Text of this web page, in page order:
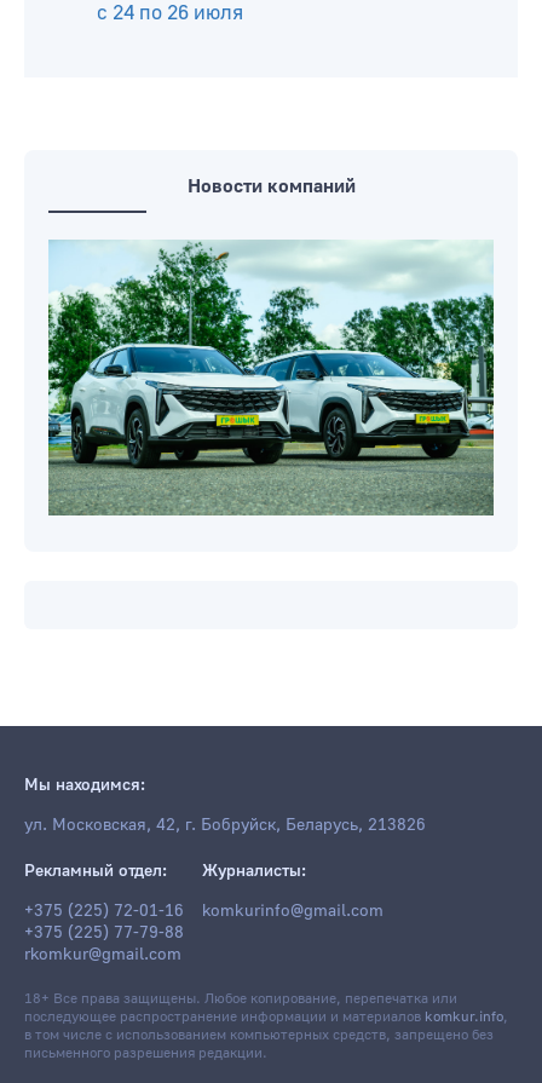
с 24 по 26 июля
Новости компаний
Мы находимся:
ул. Московская, 42, г. Бобруйск, Беларусь, 213826
Рекламный отдел:
+375 (225) 72-01-16
+375 (225) 77-79-88
rkomkur@gmail.com
Журналисты:
komkurinfo@gmail.com
18+ Все права защищены. Любое копирование, перепечатка или
последующее распространение информации и материалов komkur.info,
в том числе с использованием компьютерных средств, запрещено без
письменного разрешения редакции.